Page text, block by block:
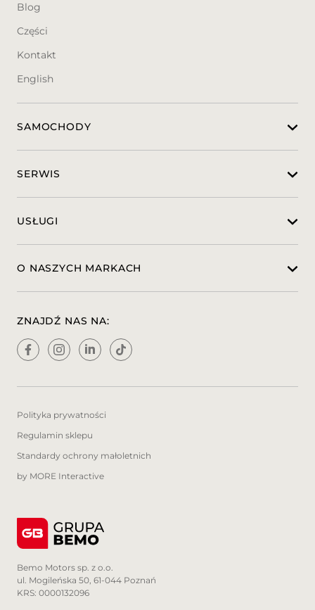
Blog
Części
Kontakt
English
Bemo Motors sp. z o.o.
ul. Mogileńska 50, 61-044 Poznań
KRS: 0000132096
ZNAJDŹ NAS NA:
SAMOCHODY
SERWIS
USŁUGI
O NASZYCH MARKACH
Polityka prywatności
Regulamin sklepu
Standardy ochrony małoletnich
by MORE Interactive